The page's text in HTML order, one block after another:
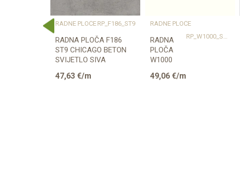
Širina (mm)
Naziv proizvođača
RADNE PLOČE RP_F186_ST9
RADNA PLOČA F186
ST9 CHICAGO BETON
SVIJETLO SIVA
47,63 €/m
RADNE PLOČE
RP_W1000_ST76
RADNA
PLOČA
W1000
PREMIUM
49,06 €/m